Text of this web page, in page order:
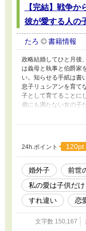
【完結】戦争
彼が愛する人の
たろ 書籍情報
政略結婚してひと月後
は義母と執事と伯爵家
い。知らせる手紙は書
息子リュシアンを育て
子として育てることに
歳にも満たない女の子
子供だ」 「私にあな
やろうじゃない。 自
育てられるはずだわ。
育て、やってやるわよ
24h.ポイント 120pt
婚外子 前世
私の愛は子供だけ
すれ違い
恋
文字数 150,167